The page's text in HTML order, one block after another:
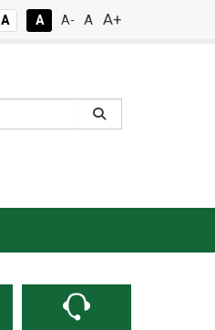
A A A- A A+